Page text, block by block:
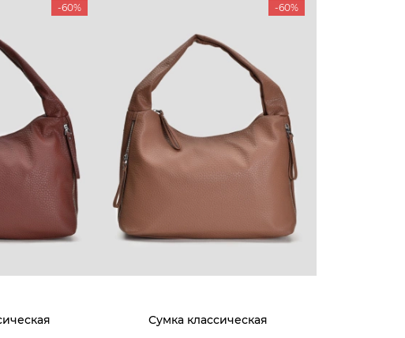
-60% -60%
Сумка классическая
— 19:00
60-56
59-12
43-98
КОМПАНИЯ
О компании
Мы гордимся